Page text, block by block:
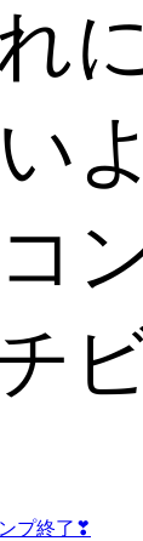
プ終了❣